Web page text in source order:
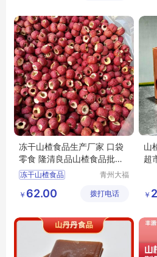
冻干山楂食品厂家供应
冻干山楂食品生产厂家 口袋
零食 隆清良品山楂食品批发
酸甜可口
冻干山楂食品
冻干山楂食品生产厂家
冻干山楂制品厂家出售
青州大福
展有限公
￥ 62.00 拨打电话
山
超
￥